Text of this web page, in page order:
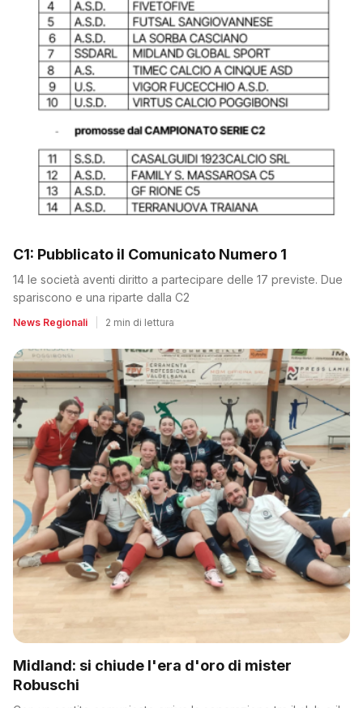
C1: Pubblicato il Comunicato Numero 1
14 le società aventi diritto a partecipare delle 17 previste. Due
spariscono e una riparte dalla C2
News Regionali 2 min di lettura
Midland: si chiude l'era d'oro di mister
Robuschi